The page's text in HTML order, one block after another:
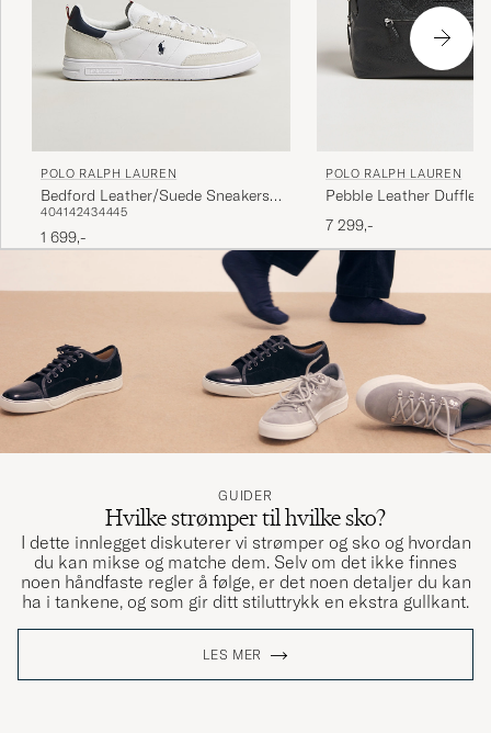
POLO RALPH LAUREN
Bedford Leather/Suede Sneakers
Multi
404142434445
1 699,-
POLO RALPH LAUREN
Pebble Leather Duffle
7 299,-
GUIDER
Hvilke strømper til hvilke sko?
I dette innlegget diskuterer vi strømper og sko og hvordan
du kan mikse og matche dem. Selv om det ikke finnes
noen håndfaste regler å følge, er det noen detaljer du kan
ha i tankene, og som gir ditt stiluttrykk en ekstra gullkant.
LES MER